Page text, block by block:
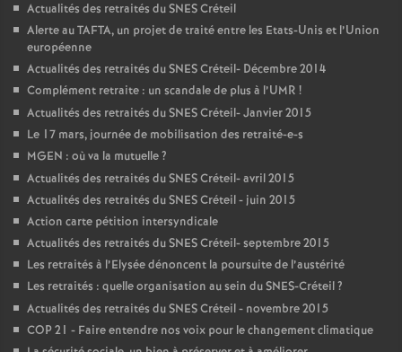
Actualités des retraités duSNESCréteil
Alerte auTAFTA, un projet de traité entre les Etats-Unis et l’Union
européenne
Actualités des retraités duSNESCréteil- Décembre 2014
Complément retraite : un scandale de plus à l’UMR !
Actualités des retraités duSNESCréteil- Janvier 2015
Le 17 mars, journée de mobilisation des retraité-e-s
MGEN : où va la mutuelle?
Actualités des retraités duSNESCréteil- avril 2015
Actualités des retraités duSNESCréteil - juin 2015
Action carte pétition intersyndicale
Actualités des retraités duSNESCréteil- septembre 2015
Les retraités à l’Elysée dénoncent la poursuite de l’austérité
Les retraités : quelle organisation au sein duSNES-Créteil?
Actualités des retraités duSNESCréteil - novembre 2015
COP21 - Faire entendre nos voix pour le changement climatique